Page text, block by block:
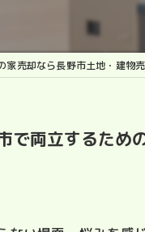
家売却なら長野市土地・建物
で両立するため